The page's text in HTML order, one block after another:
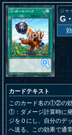
ジャ
G
カードテキスト
このカード名の①②の効
①：ダメージ計算時に
ジを０にし、自分のデ
へ送る。この効果で通